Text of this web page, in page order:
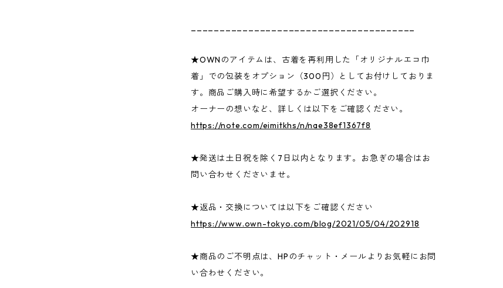
★OWNのアイテムは、古着を再利用した「オリジナルエコ巾
着」での包装をオプション（300円）としてお付けしておりま
す。商品ご購入時に希望するかご選択ください。
オーナーの想いなど、詳しくは以下をご確認ください。
https://note.com/eimitkhs/n/nae38ef1367f8
★発送は土日祝を除く7日以内となります。お急ぎの場合はお
問い合わせくださいませ。
★返品・交換については以下をご確認ください
https://www.own-tokyo.com/blog/2021/05/04/202918
★商品のご不明点は、HPのチャット・メールよりお気軽にお問
い合わせください。